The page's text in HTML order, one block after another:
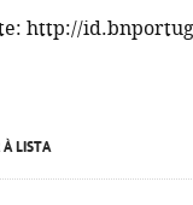
http://
LISTA